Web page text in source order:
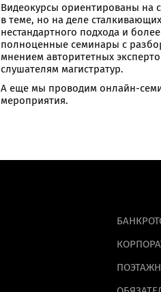
Видеокурсы ориентированы на
в теме, но на деле
нестандартного подхода и
полноценные семинары с
мнением авторитетных
слушателям магистратур.
А еще мы проводим онлайн-
мероприятия.